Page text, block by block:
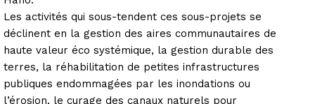
Les activités qui sous-tendent ces sous-projets se
déclinent en la gestion des aires communautaires de
haute valeur éco systémique, la gestion durable des
terres, la réhabilitation de petites infrastructures
publiques endommagées par les inondations ou
l’érosion, le curage des canaux naturels pour